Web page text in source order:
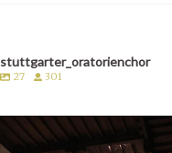
stuttgarter_oratorienchor
27 301
stuttgarter_oratorienchor
März 24